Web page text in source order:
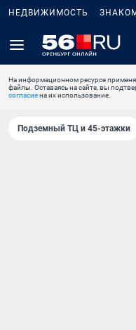
НЕДВИЖИМОСТЬ
На информационном ресурсе
файлы. Оставаясь на сайте, вы
согласиена их использование.
Подземный ТЦ и 45-этажки